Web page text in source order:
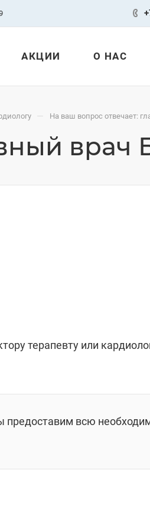
АКЦИИ О НАС
— На ваш вопрос отвечает:
терапевту или
предоставим всю